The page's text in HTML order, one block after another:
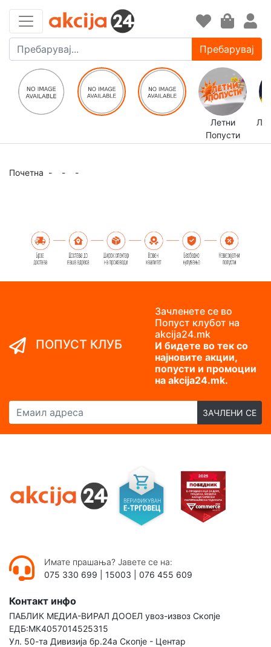
Пребарувај
Летни
Попусти
Почетна - - -
ПОПУСТ КЛУБ
Зачленете се во
Попуст клубот на
akcija24.mk
И бидете во тек со
најновите акции,
попусти и промоции
на akcija24.mk.
Емаил адреса
ЗАЧЛЕНИ СЕ
Имате прашања? Јавете се на:
075 330 699
15003 076 455 609
Контакт инфо
ПАБЛИК МЕДИА-ВИРАЛ ДООЕЛ увоз-извоз Скопје
ЕДБ:МК4057014525315
Ул. 50-та Дивизија бр.24а Скопје - Центар